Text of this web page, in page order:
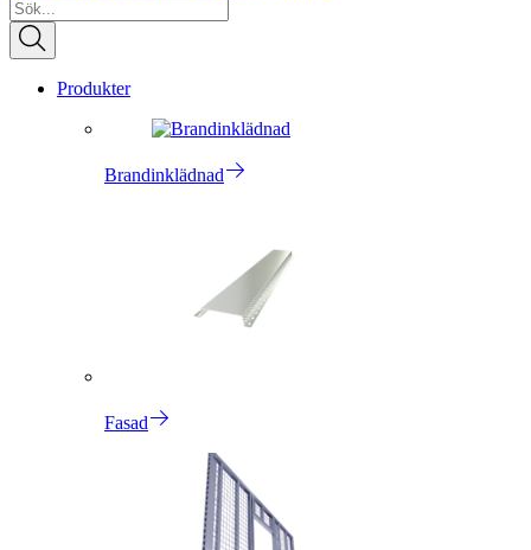
Produkter
Brandinklädnad
Fasad